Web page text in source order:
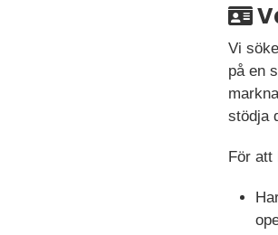
Vi
på en
stödja
För att